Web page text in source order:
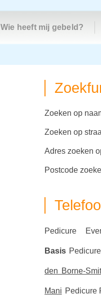
Wie heeft mij gebeld?
zoeken op
zoeken op
adres zoeken
postcode
Pedicure
Basis
den Borne-
Mani Pedicure